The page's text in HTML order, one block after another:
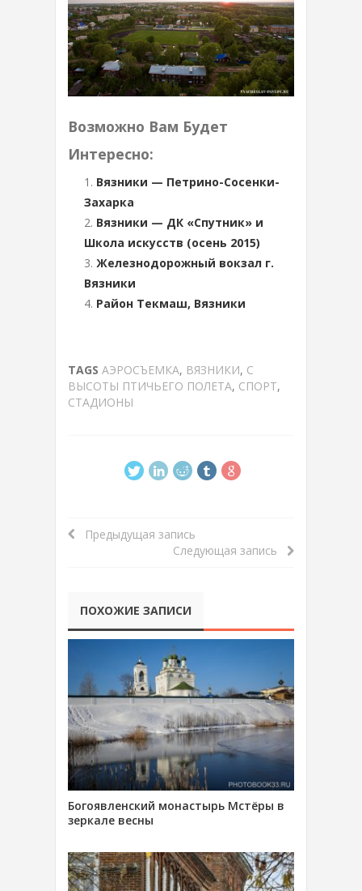
Возможно Вам Будет
Интересно:
Вязники — Петрино-Сосенки-
Захарка
Вязники — ДК «Спутник» и
Школа искусств (осень 2015)
Железнодорожный вокзал г.
Вязники
Район Текмаш, Вязники
TAGS АЭРОСЪЕМКА, ВЯЗНИКИ, С
ВЫСОТЫ ПТИЧЬЕГО ПОЛЕТА, СПОРТ,
СТАДИОНЫ
Предыдущая запись
Следующая запись
ПОХОЖИЕ ЗАПИСИ
Богоявленский монастырь Мстёры в
зеркале весны